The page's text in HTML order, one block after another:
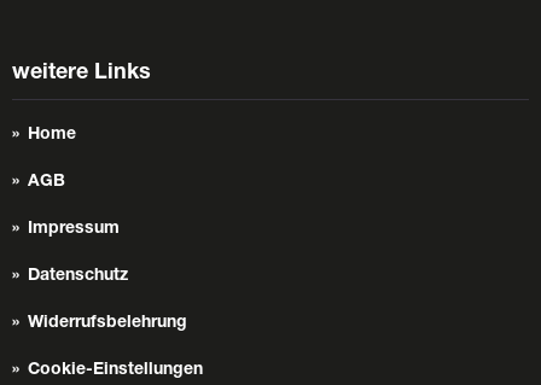
weitere Links
Home
AGB
Impressum
Datenschutz
Widerrufsbelehrung
Cookie-Einstellungen